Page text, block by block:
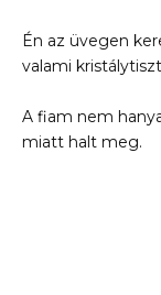
Én az üvegen
valami
A fiam nem
miatt halt meg.